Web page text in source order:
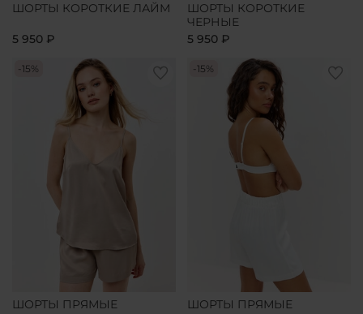
ШОРТЫ КОРОТКИЕ ЛАЙМ
5 950 ₽
ШОРТЫ КОРОТКИЕ
ЧЕРНЫЕ
5 950 ₽
-15%
ШОРТЫ ПРЯМЫЕ
-15%
ШОРТЫ ПРЯМЫЕ